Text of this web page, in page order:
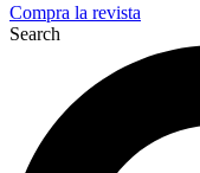
Compra la revista
Search